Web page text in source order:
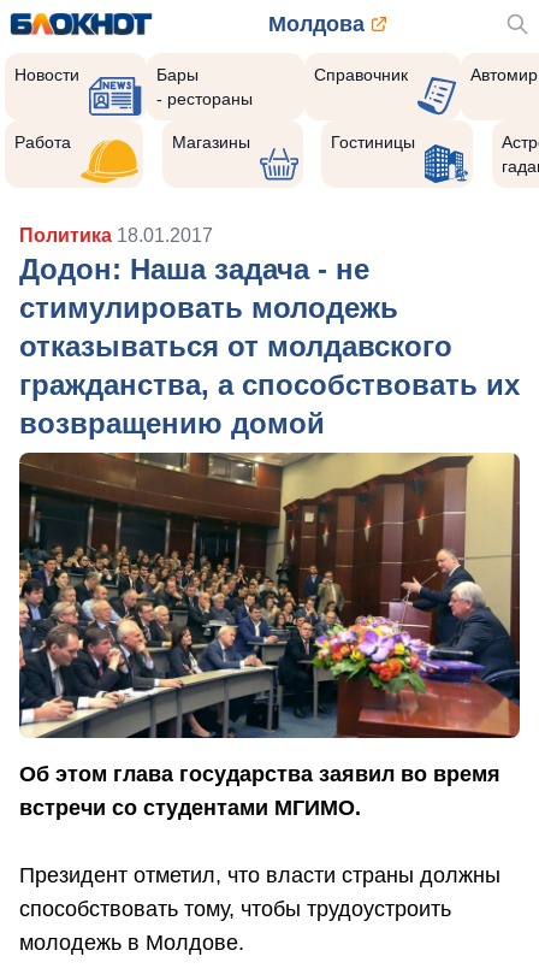
Молдова
Новости
Бары
- рестораны
Справочник Автомир
Работа Магазины Гостиницы
Политика 18.01.2017
Додон: Наша задача - не
стимулировать молодежь
отказываться от молдавского
гражданства, а способствовать их
возвращению домой
Об этом глава государства заявил во время
встречи со студентами МГИМО.
Президент отметил, что власти страны должны
способствовать тому, чтобы трудоустроить
молодежь в Молдове.